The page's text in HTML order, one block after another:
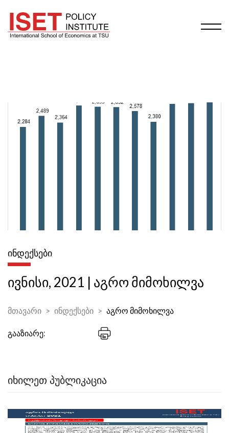
ᲘᲜᲓᲔᲥᲡᲔᲑᲘ
ივნისი, 2021 | აგრო მიმოხილვა
მთავარი ინდექსები აგრო მიმოხილვა
გააზიარე:
ᲘᲮᲘᲚᲔᲗ ᲞᲣᲑᲚᲘᲙᲐᲪᲘᲐ